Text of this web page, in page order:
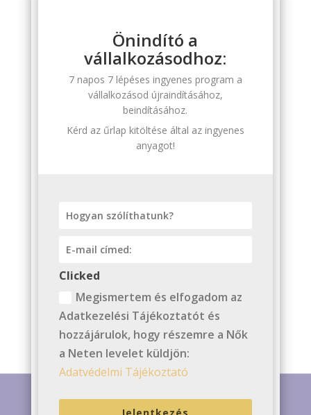
Önindító a
vállalkozásodhoz:
7 napos 7 lépéses ingyenes program a
vállalkozásod újraindításához,
beindításához.
Kérd az űrlap kitöltése által az ingyenes
anyagot!
Clicked
Megismertem és elfogadom az
Adatkezelési Tájékoztatót és
hozzájárulok, hogy részemre a Nők
a Neten levelet küldjön:
Adatvédelmi Tájékoztató